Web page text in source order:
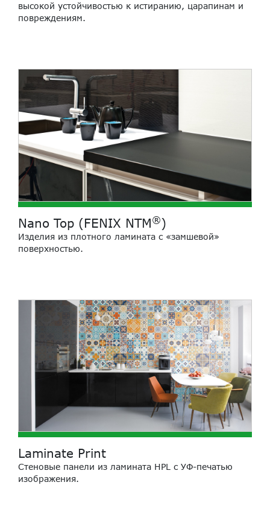
высокой устойчивостью к истиранию, царапинам и
повреждениям.
Nano Top (FENIX NTM®)
Изделия из плотного ламината с «замшевой»
поверхностью.
Laminate Print
Cтеновые панели из ламината HPL с УФ-печатью
изображения.